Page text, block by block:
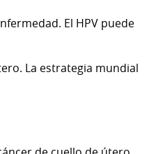
El HPV puede
La estrategia mundial